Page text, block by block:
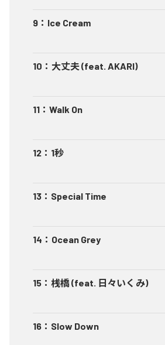
9 ： Ice Cream
10 ： 大丈夫 (feat. AKARI)
11 ： Walk On
12 ： 1秒
13 ： Special Time
14 ： Ocean Grey
15 ： 桟橋 (feat. 日々いくみ)
16 ： Slow Down